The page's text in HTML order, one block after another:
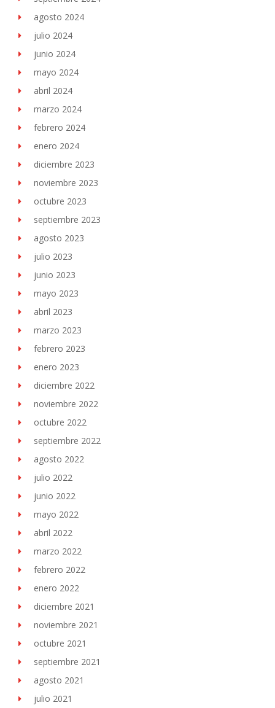
agosto 2024
julio 2024
junio 2024
mayo 2024
abril 2024
marzo 2024
febrero 2024
enero 2024
diciembre 2023
noviembre 2023
octubre 2023
septiembre 2023
agosto 2023
julio 2023
junio 2023
mayo 2023
abril 2023
marzo 2023
febrero 2023
enero 2023
diciembre 2022
noviembre 2022
octubre 2022
septiembre 2022
agosto 2022
julio 2022
junio 2022
mayo 2022
abril 2022
marzo 2022
febrero 2022
enero 2022
diciembre 2021
noviembre 2021
octubre 2021
septiembre 2021
agosto 2021
julio 2021